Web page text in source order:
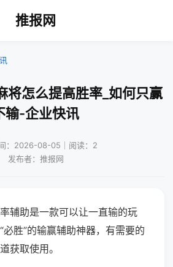
推报网
将怎么提高胜率_如何只赢
输-企业快讯
：2026-08-05｜阅读：2
发布者：推报网
辅助是一款可以让一直输的玩
必胜”的输赢辅助神器，有需要的
获取使用。